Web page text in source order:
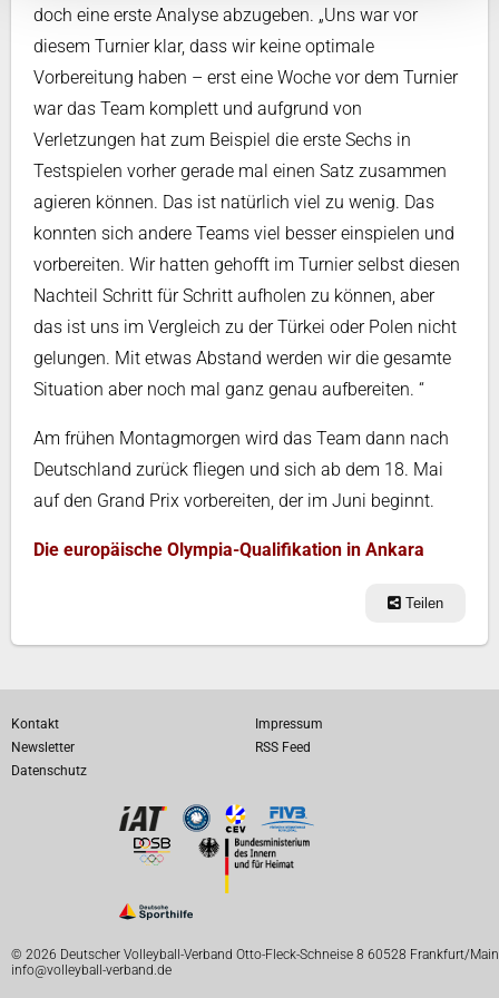
doch eine erste Analyse abzugeben. „Uns war vor
diesem Turnier klar, dass wir keine optimale
Vorbereitung haben – erst eine Woche vor dem Turnier
war das Team komplett und aufgrund von
Verletzungen hat zum Beispiel die erste Sechs in
Testspielen vorher gerade mal einen Satz zusammen
agieren können. Das ist natürlich viel zu wenig. Das
konnten sich andere Teams viel besser einspielen und
vorbereiten. Wir hatten gehofft im Turnier selbst diesen
Nachteil Schritt für Schritt aufholen zu können, aber
das ist uns im Vergleich zu der Türkei oder Polen nicht
gelungen. Mit etwas Abstand werden wir die gesamte
Situation aber noch mal ganz genau aufbereiten. “
Am frühen Montagmorgen wird das Team dann nach
Deutschland zurück fliegen und sich ab dem 18. Mai
auf den Grand Prix vorbereiten, der im Juni beginnt.
Die europäische Olympia-Qualifikation in Ankara
Teilen
Kontakt
Impressum
Newsletter
RSS Feed
Datenschutz
© 2026 Deutscher Volleyball-Verband Otto-Fleck-Schneise 8 60528 Frankfurt/Main
info@volleyball-verband.de